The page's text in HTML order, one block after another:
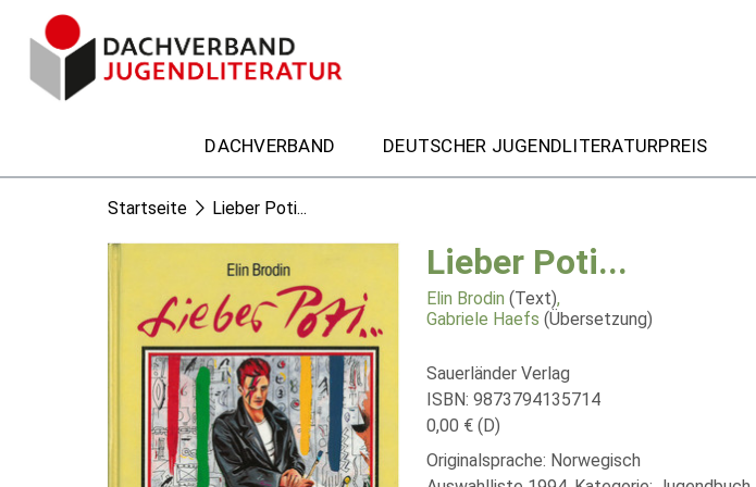
DACHVERBAND DEUTSCHER JUGENDLITERATURPREIS
Startseite Lieber Poti...
Lieber Poti...
Elin Brodin (Text),
Gabriele Haefs (Übersetzung)
Sauerländer Verlag
ISBN: 9873794135714
0,00 € (D)
Originalsprache: Norwegisch